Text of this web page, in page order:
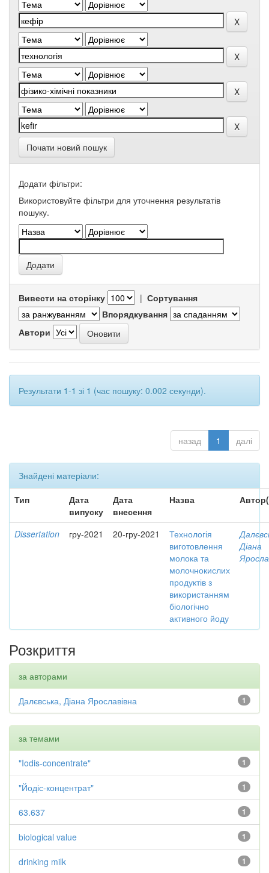
Почати новий пошук
Додати фільтри:
Використовуйте фільтри для уточнення результатів
пошуку.
Вивести на сторінку | Сортування
Впорядкування
Автори
Результати 1-1 зі 1 (час пошуку: 0.002 секунди).
назад 1 далі
Знайдені матеріали:
Тип
Дата
випуску
Дата
внесення
Назва
Dissertation гру-2021 20-гру-2021
Технологія
виготовлення
молока та
молочнокислих
продуктів з
використанням
біологічно
активного йоду
Діана
Розкриття
за авторами
1
Далєвська, Діана Ярославівна
за темами
1
"Iodis-concentrate"
1
"Йодіс-концентрат"
1
63.637
1
biological value
1
drinking milk